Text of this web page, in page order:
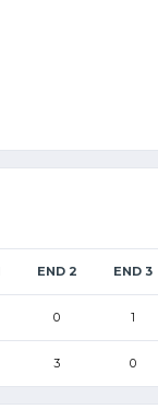
END 2 END 3
0 1
3 0